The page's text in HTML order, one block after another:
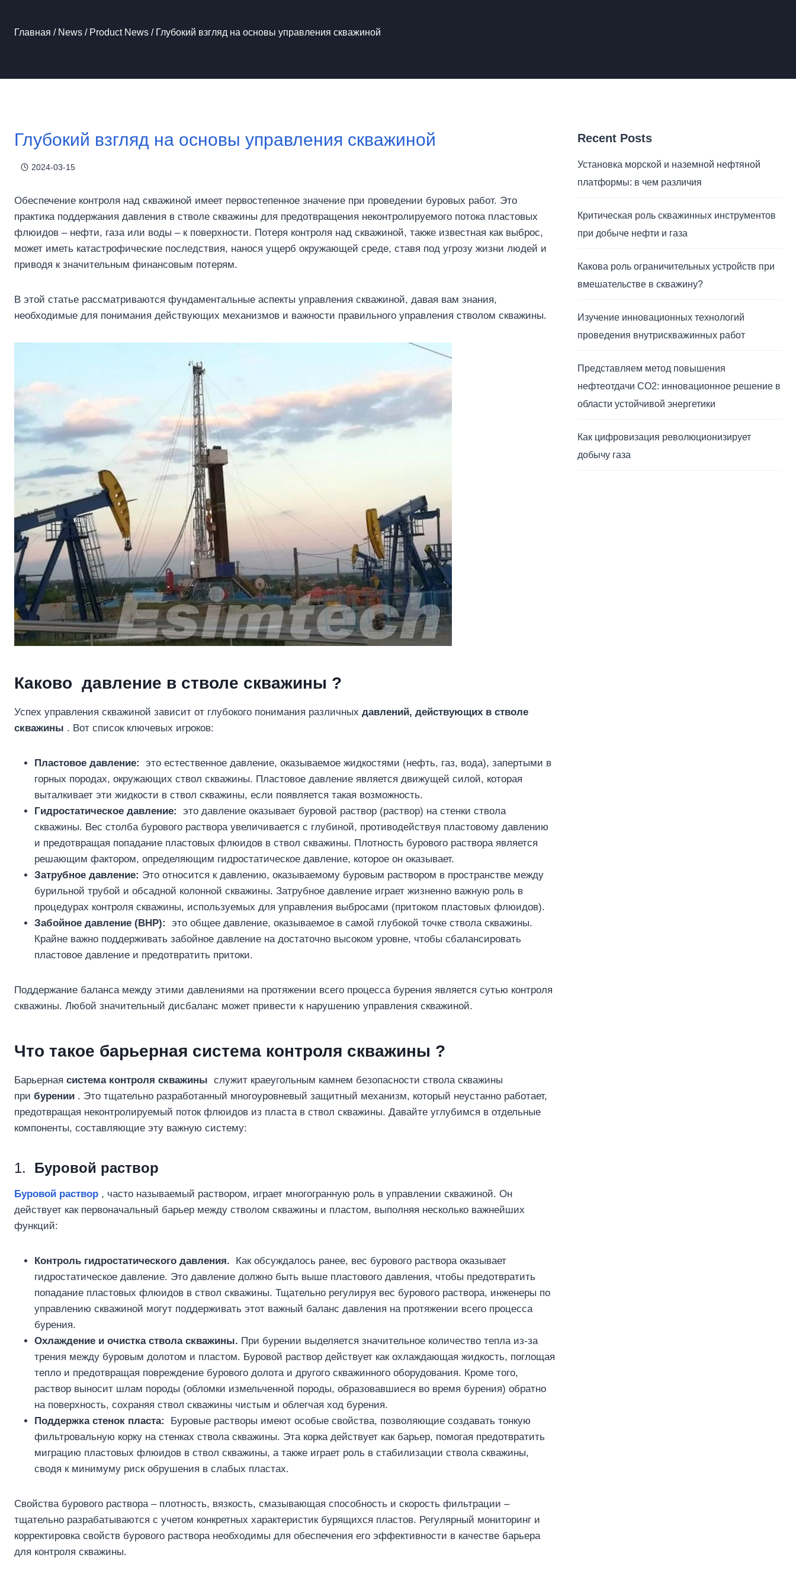
Главная / News / Product News / Глубокий взгляд на основы управления скважиной
Глубокий взгляд на основы управления скважиной
2024-03-15
Обеспечение контроля над скважиной имеет первостепенное значение при проведении буровых работ. Это
практика поддержания давления в стволе скважины для предотвращения неконтролируемого потока пластовых
флюидов – нефти, газа или воды – к поверхности. Потеря контроля над скважиной, также известная как выброс,
может иметь катастрофические последствия, нанося ущерб окружающей среде, ставя под угрозу жизни людей и
приводя к значительным финансовым потерям.
В этой статье рассматриваются фундаментальные аспекты управления скважиной, давая вам знания,
необходимые для понимания действующих механизмов и важности правильного управления стволом скважины.
Каково давление в стволе скважины ?
Успех управления скважиной зависит от глубокого понимания различных давлений, действующих в стволе
скважины . Вот список ключевых игроков:
Пластовое давление:
это естественное давление, оказываемое жидкостями (нефть, газ, вода), запертыми в
горных породах, окружающих ствол скважины. Пластовое давление является движущей силой, которая
выталкивает эти жидкости в ствол скважины, если появляется такая возможность.
Гидростатическое давление:
это давление оказывает буровой раствор (раствор) на стенки ствола
скважины. Вес столба бурового раствора увеличивается с глубиной, противодействуя пластовому давлению
и предотвращая попадание пластовых флюидов в ствол скважины. Плотность бурового раствора является
решающим фактором, определяющим гидростатическое давление, которое он оказывает.
Затрубное давление: Это относится к давлению, оказываемому буровым раствором в пространстве между
бурильной трубой и обсадной колонной скважины. Затрубное давление играет жизненно важную роль в
процедурах контроля скважины, используемых для управления выбросами (притоком пластовых флюидов).
Забойное давление (BHP):
это общее давление, оказываемое в самой глубокой точке ствола скважины.
Крайне важно поддерживать забойное давление на достаточно высоком уровне, чтобы сбалансировать
пластовое давление и предотвратить притоки.
Поддержание баланса между этими давлениями на протяжении всего процесса бурения является сутью контроля
скважины. Любой значительный дисбаланс может привести к нарушению управления скважиной.
Что такое барьерная система контроля скважины ?
Барьерная система контроля скважины служит краеугольным камнем безопасности ствола скважины
при бурении . Это тщательно разработанный многоуровневый защитный механизм, который неустанно работает,
предотвращая неконтролируемый поток флюидов из пласта в ствол скважины. Давайте углубимся в отдельные
компоненты, составляющие эту важную систему:
1. Буровой раствор
Буровой раствор , часто называемый раствором, играет многогранную роль в управлении скважиной. Он
действует как первоначальный барьер между стволом скважины и пластом, выполняя несколько важнейших
функций:
Контроль гидростатического давления. Как обсуждалось ранее, вес бурового раствора оказывает
гидростатическое давление. Это давление должно быть выше пластового давления, чтобы предотвратить
попадание пластовых флюидов в ствол скважины. Тщательно регулируя вес бурового раствора, инженеры по
управлению скважиной могут поддерживать этот важный баланс давления на протяжении всего процесса
бурения.
Охлаждение и очистка ствола скважины. При бурении выделяется значительное количество тепла из-за
трения между буровым долотом и пластом. Буровой раствор действует как охлаждающая жидкость, поглощая
тепло и предотвращая повреждение бурового долота и другого скважинного оборудования. Кроме того,
раствор выносит шлам породы (обломки измельченной породы, образовавшиеся во время бурения) обратно
на поверхность, сохраняя ствол скважины чистым и облегчая ход бурения.
Поддержка стенок пласта:
Буровые растворы имеют особые свойства, позволяющие создавать тонкую
фильтровальную корку на стенках ствола скважины. Эта корка действует как барьер, помогая предотвратить
миграцию пластовых флюидов в ствол скважины, а также играет роль в стабилизации ствола скважины,
сводя к минимуму риск обрушения в слабых пластах.
Свойства бурового раствора – плотность, вязкость, смазывающая способность и скорость фильтрации –
тщательно разрабатываются с учетом конкретных характеристик бурящихся пластов. Регулярный мониторинг и
корректировка свойств бурового раствора необходимы для обеспечения его эффективности в качестве барьера
для контроля скважины.
Recent Posts
Установка морской и наземной нефтяной
платформы: в чем различия
Критическая роль скважинных инструментов
при добыче нефти и газа
Какова роль ограничительных устройств при
вмешательстве в скважину?
Изучение инновационных технологий
проведения внутрискважинных работ
Представляем метод повышения
нефтеотдачи CO2: инновационное решение в
области устойчивой энергетики
Как цифровизация революционизирует
добычу газа